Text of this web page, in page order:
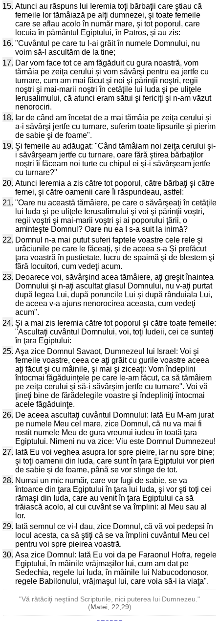
15. Atunci au răspuns lui Ieremia toţi bărbaţii care ştiau că
femeile lor tămâiază pe alţi dumnezei, şi toate femeile
care se aflau acolo în număr mare, şi tot poporul, care
locuia în pământul Egiptului, în Patros, şi au zis:
16. "Cuvântul pe care tu l-ai grăit în numele Domnului, nu
voim să-l ascultăm de la tine;
17. Dar vom face tot ce am făgăduit cu gura noastră, vom
tămâia pe zeiţa cerului şi vom săvârşi pentru ea jertfe cu
turnare, cum am mai făcut şi noi şi părinţii noştri, regii
noştri şi mai-marii noştri în cetăţile lui Iuda şi pe uliţele
Ierusalimului, că atunci eram sătui şi fericiţi şi n-am văzut
nenorociri.
18. Iar de când am încetat de a mai tămâia pe zeiţa cerului şi
a-i săvârşi jertfe cu turnare, suferim toate lipsurile şi pierim
de sabie şi de foame".
19. Şi femeile au adăugat: "Când tămâiam noi zeiţa cerului şi-
i săvârşeam jertfe cu turnare, oare fără ştirea bărbaţilor
noştri îi făceam noi turte cu chipul ei şi-i săvârşeam jertfe
cu turnare?"
20. Atunci Ieremia a zis către tot poporul, către bărbaţi şi către
femei, şi către oamenii care îi răspundeau, astfel:
21. "Oare nu această tămâiere, pe care o săvârşeaţi în cetăţile
lui Iuda şi pe uliţele Ierusalimului şi voi şi părinţii voştri,
regii voştri şi mai-marii voştri şi ai poporului ţării, o
aminteşte Domnul? Oare nu ea I s-a suit la inimă?
22. Domnul n-a mai putut suferi faptele voastre cele rele şi
urâciunile pe care le făceaţi, şi de aceea s-a Şi prefăcut
ţara voastră în pustietate, lucru de spaimă şi de blestem şi
fără locuitori, cum vedeţi acum.
23. Deoarece voi, săvârşind acea tămâiere, aţi greşit înaintea
Domnului şi n-aţi ascultat glasul Domnului, nu v-aţi purtat
după legea Lui, după poruncile Lui şi după rânduiala Lui,
de aceea v-a ajuns nenorocirea aceasta, cum vedeţi
acum".
24. Şi a mai zis Ieremia către tot poporul şi către toate femeile:
"Ascultaţi cuvântul Domnului, voi, toţi Iudeii, cei ce sunteţi
în ţara Egiptului:
25. Aşa zice Domnul Savaot, Dumnezeul lui Israel: Voi şi
femeile voastre, ceea ce aţi grăit cu gurile voastre aceea
aţi făcut şi cu mâinile, şi mai şi ziceaţi: Vom îndeplini
întocmai făgăduinţele pe care le-am făcut, ca să tămâiem
pe zeiţa cerului şi să-i săvârşim jertfe cu turnare". Voi vă
ţineţi bine de fărădelegile voastre şi îndepliniţi întocmai
acele făgăduinţe.
26. De aceea ascultaţi cuvântul Domnului: Iată Eu M-am jurat
pe numele Meu cel mare, zice Domnul, că nu va mai fi
rostit numele Meu de gura vreunui iudeu în toată ţara
Egiptului. Nimeni nu va zice: Viu este Domnul Dumnezeu!
27. Iată Eu voi veghea asupra lor spre pieire, iar nu spre bine;
şi toţi oamenii din Iuda, care sunt în ţara Egiptului vor pieri
de sabie şi de foame, până se vor stinge de tot.
28. Numai un mic număr, care vor fugi de sabie, se va
întoarce din ţara Egiptului în ţara lui Iuda, şi vor şti toţi cei
rămaşi din Iuda, care au venit în ţara Egiptului ca să
trăiască acolo, al cui cuvânt se va împlini: al Meu sau al
lor.
29. Iată semnul ce vi-l dau, zice Domnul, că vă voi pedepsi în
locul acesta, ca să ştiţi că se va împlini cuvântul Meu cel
pentru voi spre pieirea voastră.
30. Asa zice Domnul: Iată Eu voi da pe Faraonul Hofra, regele
Egiptului, în mâinile vrăjmaşilor lui, cum am dat pe
Sedechia, regele lui Iuda, în mâinile lui Nabucodonosor,
regele Babilonului, vrăjmaşul lui, care voia să-i ia viaţa".
"Vă rătăciţi neştiind Scripturile, nici puterea lui Dumnezeu."
(Matei, 22,29)